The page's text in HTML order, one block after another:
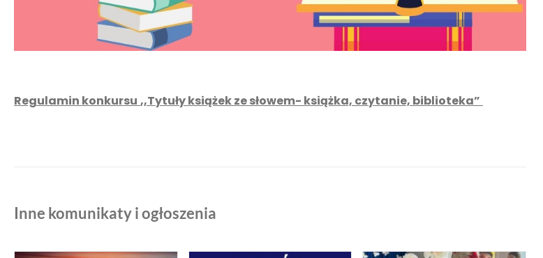
Regulamin konkursu ,,Tytuły książek ze słowem- książka, czytanie, biblioteka”
Inne komunikaty i ogłoszenia